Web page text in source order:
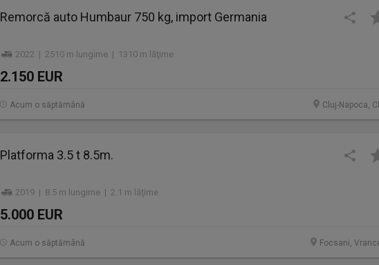
Remorcă auto Humbaur 750 kg, import Germania
2022 | 2510 m lungime | 1310 m lăţime
2.150 EUR
Cluj-Napoca,
Acum o săptămână
Platforma 3.5 t 8.5m.
2019 | 8.5 m lungime | 2.1 m lăţime
5.000 EUR
Focsani,
Acum o săptămână